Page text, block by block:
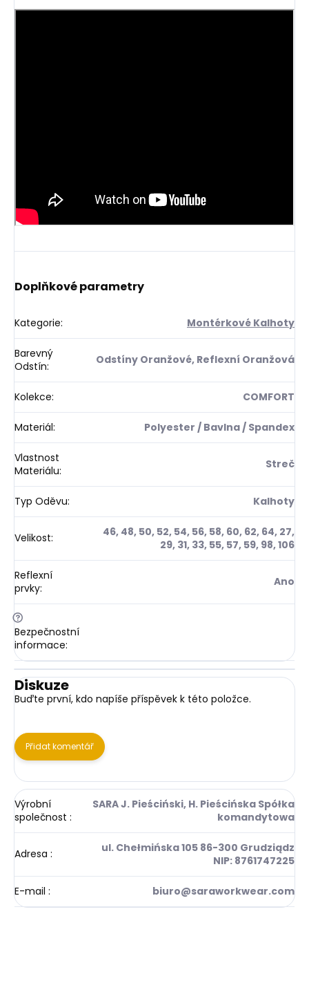
Doplňkové parametry
Kategorie: Montérkové Kalhoty
Barevný
Odstín: Odstíny Oranžové, Reflexní Oranžová
Kolekce: COMFORT
Materiál: Polyester / Bavlna / Spandex
Vlastnost
Materiálu: Streč
Typ Oděvu: Kalhoty
Velikost:
46, 48, 50, 52, 54, 56, 58, 60, 62, 64, 27,
29, 31, 33, 55, 57, 59, 98, 106
Reflexní
prvky: Ano
?
Bezpečnostní
informace:
Diskuze
Buďte první, kdo napíše příspěvek k této položce.
Přidat komentář
Výrobní
společnost :
SARA J. Pieściński, H. Pieścińska Spółka
komandytowa
Adresa :
ul. Chełmińska 105 86-300 Grudziądz
NIP: 8761747225
E-mail : biuro@saraworkwear.com